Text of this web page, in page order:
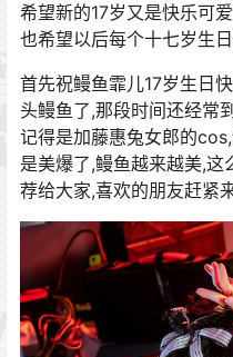
希望新的17岁又是快乐可
也希望以后每个十七岁生
首先祝鳗鱼霏儿17岁生日
头鳗鱼了,那段时间还经常
记得是加藤惠兔女郎的
是美爆了,鳗鱼越来越美,
荐给大家,喜欢的朋友赶紧